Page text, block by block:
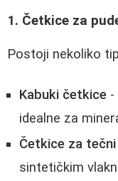
1. Četkice za
Postoji nekoliko
Kabuki četkice -
idealne za
Četkice za
sintetičkim